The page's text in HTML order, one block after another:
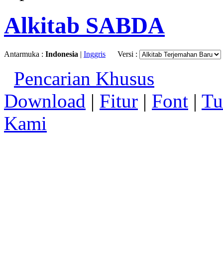
Alkitab SABDA
Antarmuka : Indonesia | Inggris Versi :
Pencarian Khusus
Download | Fitur | Font |
Kami